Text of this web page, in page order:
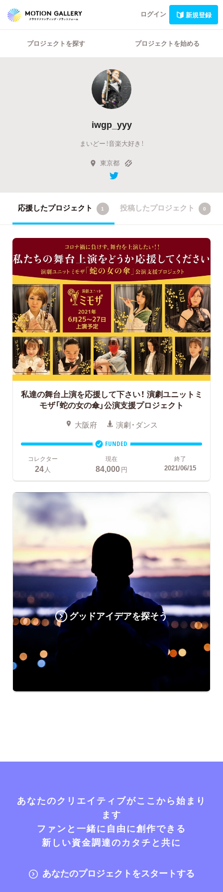
ログイン 新規登録
プロジェクトを探す プロジェクトを始める
iwgp_yyy
まいどー！音楽大好き！
東京都
応援したプロジェクト 1 投稿したプロジェクト 0
私達の舞台上演を応援して下さい！ 演劇ユニットミ
モザ「蛇の女の傘」公演支援プロジェクト
大阪府 演劇・ダンス
FUNDED
コレクター
24 人
現在
84,000円
終了
2021/06/15
グッドアイデアを探そう
あなたのクリエイティブがここから始まり
ます
ファンと一緒に自由に創作できる
新しい資金調達のカタチと共に
あなたのプロジェクトをスタートする